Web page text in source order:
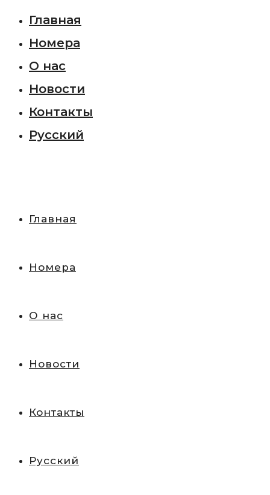
Главная
Номера
О нас
Новости
Контакты
Русский
Главная
Номера
О нас
Новости
Контакты
Русский